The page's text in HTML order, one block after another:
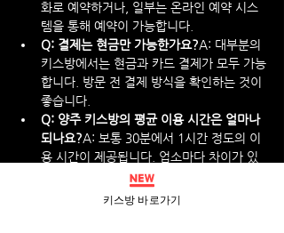
화로 예약하거나, 일부는 온라인 예약 시스
템을 통해 예약이 가능합니다.
Q: 결제는 현금만 가능한가요?A: 대부분의
키스방에서는 현금과 카드 결제가 모두 가능
합니다. 방문 전 결제 방식을 확인하는 것이
좋습니다.
Q: 양주 키스방의 평균 이용 시간은 얼마나
되나요?A: 보통 30분에서 1시간 정도의 이
용 시간이 제공됩니다. 업소마다 차이가 있
을 수 있으니 사전에 문의하는 것이 좋습니
키스방 바로가기